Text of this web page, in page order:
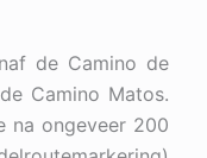
de Camino de
Camino Matos.
na ongeveer 200